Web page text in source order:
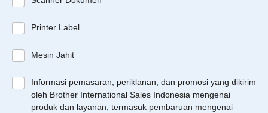
Printer Label
Mesin Jahit
Informasi pemasaran, periklanan, dan promosi yang dikirim
oleh Brother International Sales Indonesia mengenai
produk dan layanan, termasuk pembaruan mengenai